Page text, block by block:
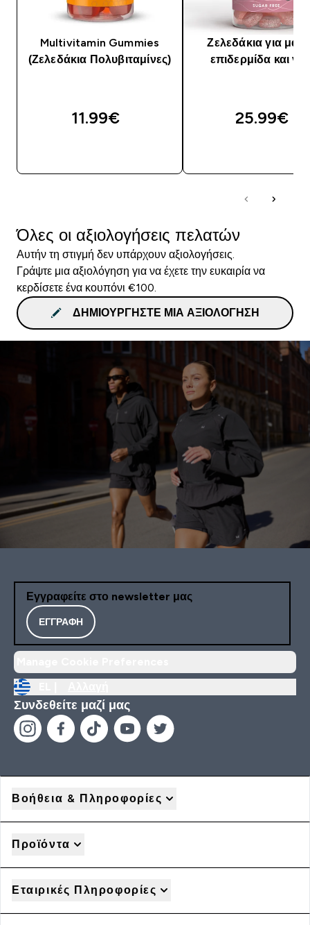
Multivitamin Gummies
(Ζελεδάκια Πολυβιταμίνες)
11.99€‎
Ζελεδάκια για
επιδερμίδα και
25.99€‎
Όλες οι αξιολογήσεις πελατών
Αυτήν τη στιγμή δεν υπάρχουν αξιολογήσεις.
Γράψτε μια αξιολόγηση για να έχετε την ευκαιρία να
κερδίσετε ένα κουπόνι €100.
ΔΗΜΙΟΥΡΓΉΣΤΕ ΜΙΑ ΑΞΙΟΛΌΓΗΣΗ
Εγγραφείτε στο newsletter μας
ΕΓΓΡΑΦΉ
Συνδεθείτε μαζί μας
Βοήθεια & Πληροφορίες
Προϊόντα
Εταιρικές Πληροφορίες